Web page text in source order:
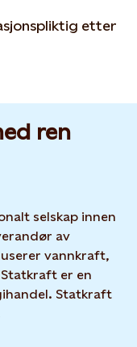
etter
ren
selskap innen
av
vannkraft,
er en
Statkraft